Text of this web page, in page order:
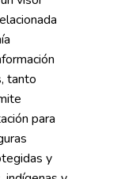
tanto
para
y